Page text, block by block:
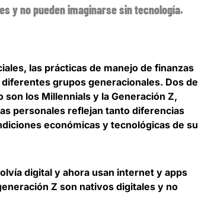
y no pueden imaginarse sin tecnología.
las prácticas de manejo de finanzas
grupos generacionales. Dos de
los Millennials y la Generación Z,
personales reflejan tanto diferencias
económicas y tecnológicas de su
digital y ahora usan internet y apps
Z son nativos digitales y no